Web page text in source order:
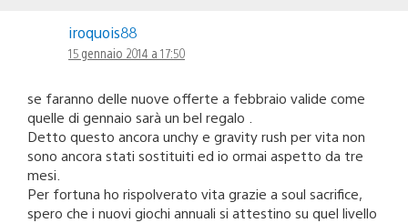
iroquois88
15 gennaio 2014 a 17:50
se faranno delle nuove offerte a febbraio valide come
quelle di gennaio sarà un bel regalo .
Detto questo ancora unchy e gravity rush per vita non
sono ancora stati sostituiti ed io ormai aspetto da tre
mesi.
Per fortuna ho rispolverato vita grazie a soul sacrifice,
spero che i nuovi giochi annuali si attestino su quel livello